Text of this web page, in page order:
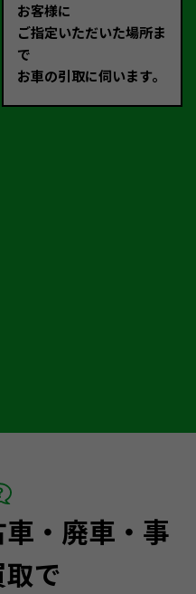
お客様に
ご指定いただいた場所ま
で
お車の引取に伺います。
・廃車・事
で